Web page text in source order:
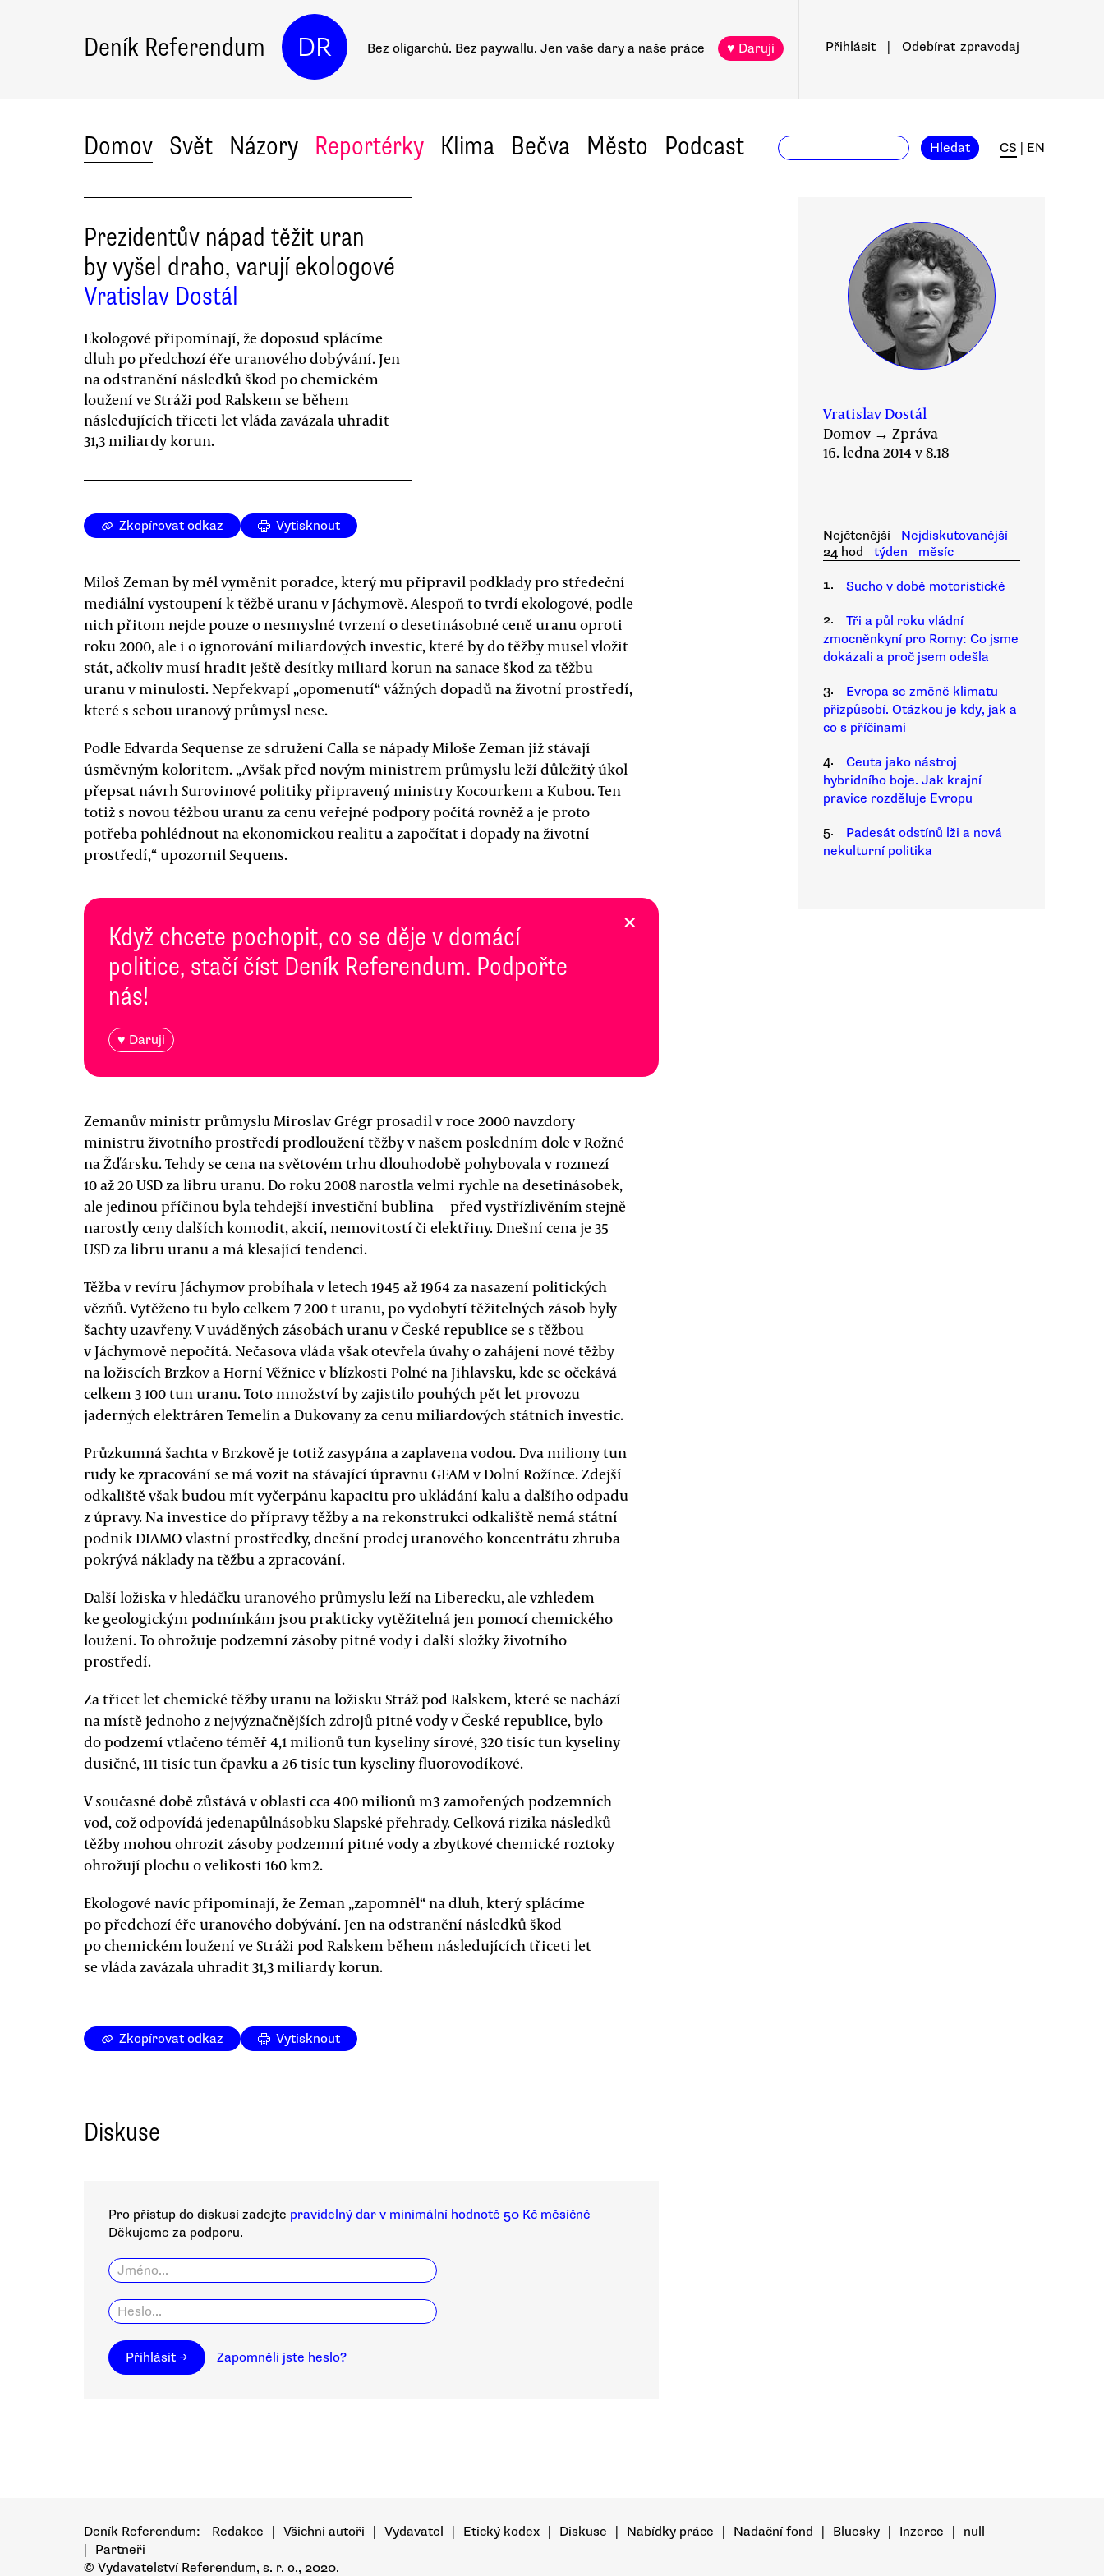
Deník Referendum DR Bez oligarchů. Bez paywallu. Jen vaše dary a naše práce ♥ Daruji Přihlásit Odebírat zpravodaj
Domov Svět Názory Reportérky Klima Bečva Město Podcast Hledat CS EN
Prezidentův nápad těžit uran
by vyšel draho, varují ekologové
Vratislav Dostál
Ekologové připomínají, že doposud splácíme
dluh po předchozí éře uranového dobývání. Jen
na odstranění následků škod po chemickém
loužení ve Stráži pod Ralskem se během
následujících třiceti let vláda zavázala uhradit
31,3 miliardy korun.
Zkopírovat odkaz Vytisknout
Miloš Zeman by měl vyměnit poradce, který mu připravil podklady pro středeční
mediální vystoupení k těžbě uranu v Jáchymově. Alespoň to tvrdí ekologové, podle
nich přitom nejde pouze o nesmyslné tvrzení o desetinásobné ceně uranu oproti
roku 2000, ale i o ignorování miliardových investic, které by do těžby musel vložit
stát, ačkoliv musí hradit ještě desítky miliard korun na sanace škod za těžbu
uranu v minulosti. Nepřekvapí „opomenutí“ vážných dopadů na životní prostředí,
které s sebou uranový průmysl nese.
Podle Edvarda Sequense ze sdružení Calla se nápady Miloše Zeman již stávají
úsměvným koloritem. „Avšak před novým ministrem průmyslu leží důležitý úkol
přepsat návrh Surovinové politiky připravený ministry Kocourkem a Kubou. Ten
totiž s novou těžbou uranu za cenu veřejné podpory počítá rovněž a je proto
potřeba pohlédnout na ekonomickou realitu a započítat i dopady na životní
prostředí,“ upozornil Sequens.
Když chcete pochopit, co se děje v domácí
politice, stačí číst Deník Referendum. Podpořte
nás!
♥ Daruji
×
Zemanův ministr průmyslu Miroslav Grégr prosadil v roce 2000 navzdory
ministru životního prostředí prodloužení těžby v našem posledním dole v Rožné
na Žďársku. Tehdy se cena na světovém trhu dlouhodobě pohybovala v rozmezí
10 až 20 USD za libru uranu. Do roku 2008 narostla velmi rychle na desetinásobek,
ale jedinou příčinou byla tehdejší investiční bublina — před vystřízlivěním stejně
narostly ceny dalších komodit, akcií, nemovitostí či elektřiny. Dnešní cena je 35
USD za libru uranu a má klesající tendenci.
Těžba v revíru Jáchymov probíhala v letech 1945 až 1964 za nasazení politických
vězňů. Vytěženo tu bylo celkem 7 200 t uranu, po vydobytí těžitelných zásob byly
šachty uzavřeny. V uváděných zásobách uranu v České republice se s těžbou
v Jáchymově nepočítá. Nečasova vláda však otevřela úvahy o zahájení nové těžby
na ložiscích Brzkov a Horní Věžnice v blízkosti Polné na Jihlavsku, kde se očekává
celkem 3 100 tun uranu. Toto množství by zajistilo pouhých pět let provozu
jaderných elektráren Temelín a Dukovany za cenu miliardových státních investic.
Průzkumná šachta v Brzkově je totiž zasypána a zaplavena vodou. Dva miliony tun
rudy ke zpracování se má vozit na stávající úpravnu GEAM v Dolní Rožínce. Zdejší
odkaliště však budou mít vyčerpánu kapacitu pro ukládání kalu a dalšího odpadu
z úpravy. Na investice do přípravy těžby a na rekonstrukci odkaliště nemá státní
podnik DIAMO vlastní prostředky, dnešní prodej uranového koncentrátu zhruba
pokrývá náklady na těžbu a zpracování.
Další ložiska v hledáčku uranového průmyslu leží na Liberecku, ale vzhledem
ke geologickým podmínkám jsou prakticky vytěžitelná jen pomocí chemického
loužení. To ohrožuje podzemní zásoby pitné vody i další složky životního
prostředí.
Za třicet let chemické těžby uranu na ložisku Stráž pod Ralskem, které se nachází
na místě jednoho z nejvýznačnějších zdrojů pitné vody v České republice, bylo
do podzemí vtlačeno téměř 4,1 milionů tun kyseliny sírové, 320 tisíc tun kyseliny
dusičné, 111 tisíc tun čpavku a 26 tisíc tun kyseliny fluorovodíkové.
V současné době zůstává v oblasti cca 400 milionů m3 zamořených podzemních
vod, což odpovídá jedenapůlnásobku Slapské přehrady. Celková rizika následků
těžby mohou ohrozit zásoby podzemní pitné vody a zbytkové chemické roztoky
ohrožují plochu o velikosti 160 km2.
Ekologové navíc připomínají, že Zeman „zapomněl“ na dluh, který splácíme
po předchozí éře uranového dobývání. Jen na odstranění následků škod
po chemickém loužení ve Stráži pod Ralskem během následujících třiceti let
se vláda zavázala uhradit 31,3 miliardy korun.
Vratislav Dostál
Domov → Zpráva
16. ledna 2014 v 8.18
Nejčtenější
Nejdiskutovanější
24 hod
týden
měsíc
1.
Sucho v době motoristické
2.
Tři a půl roku vládní
zmocněnkyní pro Romy: Co jsme
dokázali a proč jsem odešla
3.
Evropa se změně klimatu
přizpůsobí. Otázkou je kdy, jak a
co s příčinami
4.
Ceuta jako nástroj
hybridního boje. Jak krajní
pravice rozděluje Evropu
5.
Padesát odstínů lži a nová
nekulturní politika
Zkopírovat odkaz Vytisknout
Diskuse
Pro přístup do diskusí zadejte pravidelný dar v minimální hodnotě 50 Kč měsíčně
Děkujeme za podporu.
Přihlásit → Zapomněli jste heslo?
Deník Referendum: Redakce Všichni autoři Vydavatel Etický kodex Diskuse Nabídky práce Nadační fond Bluesky Inzerce
null
Partneři
© Vydavatelství Referendum, s. r. o., 2020.